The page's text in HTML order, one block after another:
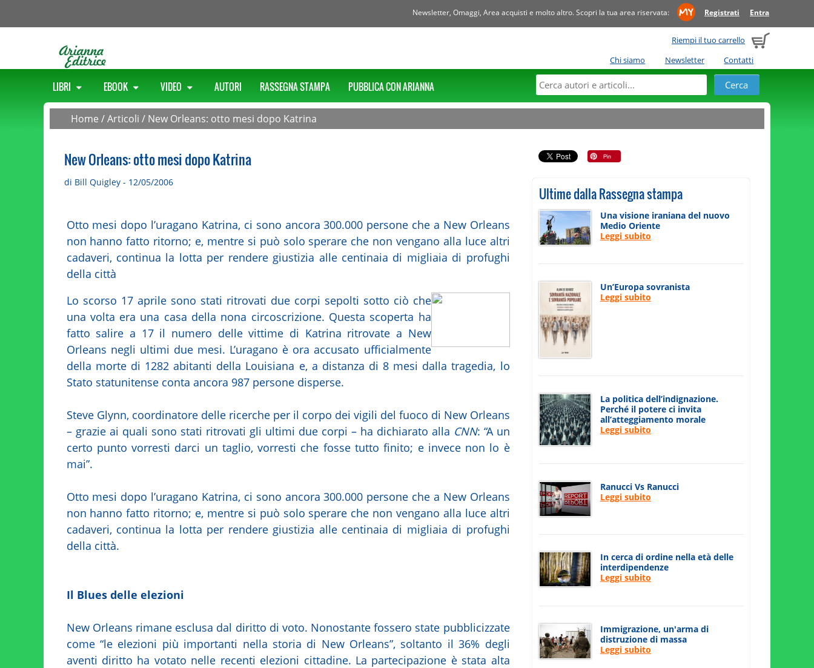
Newsletter, Omaggi, Area acquisti e molto altro. Scopri la tua area riservata: Registrati Entra
Riempi il tuo carrello
Chi siamo
Newsletter Contatti
LIBRI EBOOK VIDEO AUTORI RASSEGNA STAMPA PUBBLICA CON ARIANNA
Home /Articoli / New Orleans: otto mesi dopo Katrina
New Orleans: otto mesi dopo Katrina
di Bill Quigley - 12/05/2006
Otto mesi dopo l’uragano Katrina, ci sono ancora 300.000 persone che a New Orleans
non hanno fatto ritorno; e, mentre si può solo sperare che non vengano alla luce altri
cadaveri, continua la lotta per rendere giustizia alle centinaia di migliaia di profughi
della città
Lo scorso 17 aprile sono stati ritrovati due corpi sepolti sotto ciò che
una volta era una casa della nona circoscrizione. Questa scoperta ha
fatto salire a 17 il numero delle vittime di Katrina ritrovate a New
Orleans negli ultimi due mesi. L’uragano è ora accusato ufficialmente
della morte di 1282 abitanti della Louisiana e, a distanza di 8 mesi dalla tragedia, lo
Stato statunitense conta ancora 987 persone disperse.
Steve Glynn, coordinatore delle ricerche per il corpo dei vigili del fuoco di New Orleans
– grazie ai quali sono stati ritrovati gli ultimi due corpi – ha dichiarato alla CNN: “A un
certo punto vorresti darci un taglio, vorresti che fosse tutto finito; e invece non lo è
mai”.
Otto mesi dopo l’uragano Katrina, ci sono ancora 300.000 persone che a New Orleans
non hanno fatto ritorno; e, mentre si può solo sperare che non vengano alla luce altri
cadaveri, continua la lotta per rendere giustizia alle centinaia di migliaia di profughi
della città.
Il Blues delle elezioni
New Orleans rimane esclusa dal diritto di voto. Nonostante fossero state pubblicizzate
come “le elezioni più importanti nella storia di New Orleans”, soltanto il 36% degli
aventi diritto ha votato nelle recenti elezioni cittadine. La partecipazione è stata alta
Ultime dalla Rassegna stampa
Una visione iraniana del nuovo
Medio Oriente
Leggi subito
Un’Europa sovranista
Leggi subito
La politica dell’indignazione.
Perché il potere ci invita
all’atteggiamento morale
Leggi subito
Ranucci Vs Ranucci
Leggi subito
In cerca di ordine nella età delle
interdipendenze
Leggi subito
Immigrazione, un'arma di
distruzione di massa
Leggi subito